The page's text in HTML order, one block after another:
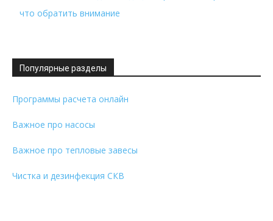
что обратить внимание
Популярные разделы
Программы расчета онлайн
Важное про насосы
Важное про тепловые завесы
Чистка и дезинфекция СКВ